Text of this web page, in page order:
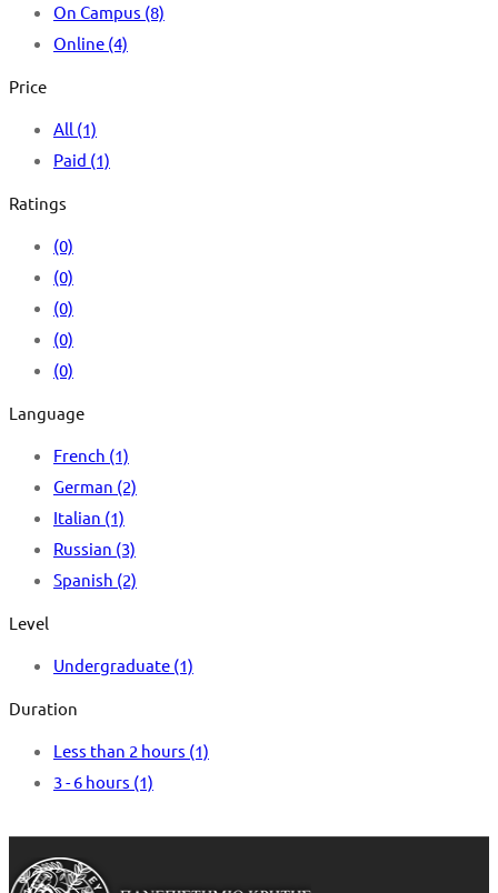
On Campus (8)
Online (4)
Price
All (1)
Paid (1)
Ratings
(0)
(0)
(0)
(0)
(0)
Language
French (1)
German (2)
Italian (1)
Russian (3)
Spanish (2)
Level
Undergraduate (1)
Duration
Less than 2 hours (1)
3 - 6 hours (1)